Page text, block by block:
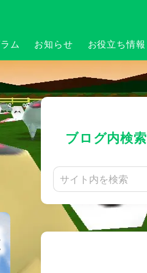
ム お知らせ お役立ち情報
ブログ内検索